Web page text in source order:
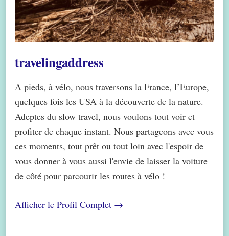
travelingaddress
A pieds, à vélo, nous traversons la France, l’Europe,
quelques fois les USA à la découverte de la nature.
Adeptes du slow travel, nous voulons tout voir et
profiter de chaque instant. Nous partageons avec vous
ces moments, tout prêt ou tout loin avec l'espoir de
vous donner à vous aussi l'envie de laisser la voiture
de côté pour parcourir les routes à vélo !
Afficher le Profil Complet →